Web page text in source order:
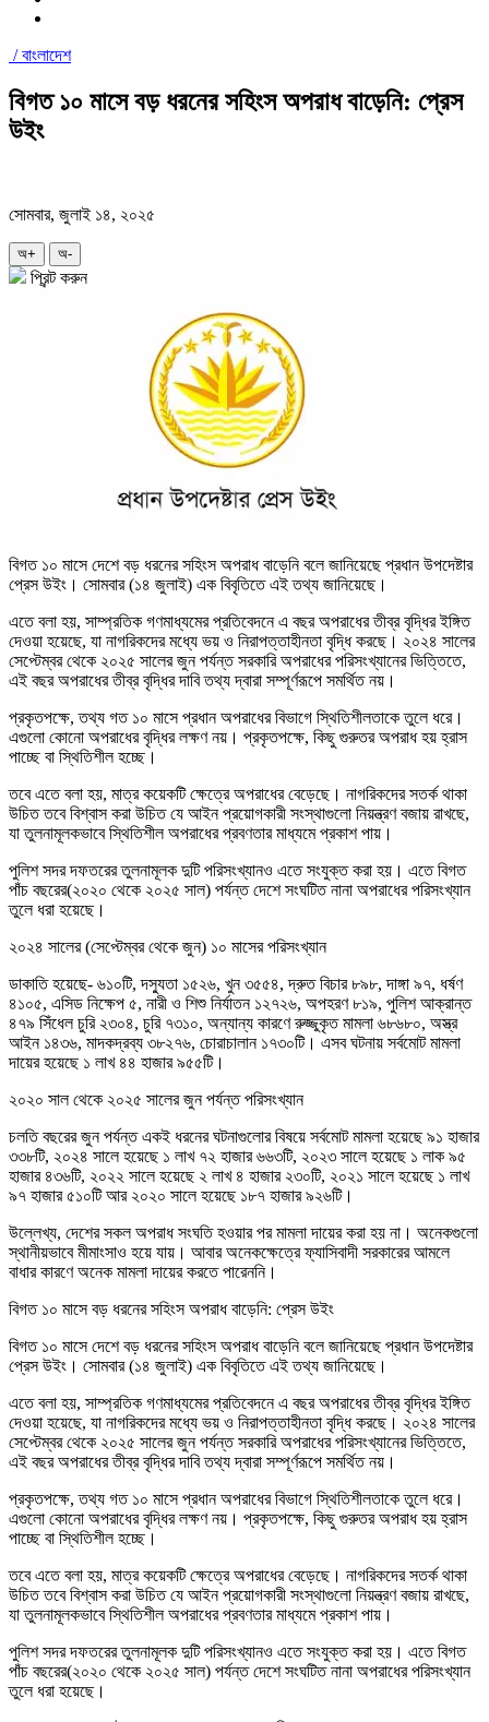
/বাংলাদেশ
বিগত ১০ মাসে বড় ধরনের সহিংস অপরাধ বাড়েনি: প্রেস
উইং
সোমবার, জুলাই ১৪, ২০২৫
অ+ অ-
প্রিন্ট করুন
বিগত ১০ মাসে দেশে বড় ধরনের সহিংস অপরাধ বাড়েনি বলে জানিয়েছে প্রধান উপদেষ্টার
প্রেস উইং। সোমবার (১৪ জুলাই) এক বিবৃতিতে এই তথ্য জানিয়েছে।
এতে বলা হয়, সাম্প্রতিক গণমাধ্যমের প্রতিবেদনে এ বছর অপরাধের তীব্র বৃদ্ধির ইঙ্গিত
দেওয়া হয়েছে, যা নাগরিকদের মধ্যে ভয় ও নিরাপত্তাহীনতা বৃদ্ধি করছে। ২০২৪ সালের
সেপ্টেম্বর থেকে ২০২৫ সালের জুন পর্যন্ত সরকারি অপরাধের পরিসংখ্যানের ভিত্তিতে,
এই বছর অপরাধের তীব্র বৃদ্ধির দাবি তথ্য দ্বারা সম্পূর্ণরূপে সমর্থিত নয়।
প্রকৃতপক্ষে, তথ্য গত ১০ মাসে প্রধান অপরাধের বিভাগে স্থিতিশীলতাকে তুলে ধরে।
এগুলো কোনো অপরাধের বৃদ্ধির লক্ষণ নয়। প্রকৃতপক্ষে, কিছু গুরুতর অপরাধ হয় হ্রাস
পাচ্ছে বা স্থিতিশীল হচ্ছে।
তবে এতে বলা হয়, মাত্র কয়েকটি ক্ষেত্রে অপরাধের বেড়েছে। নাগরিকদের সতর্ক থাকা
উচিত তবে বিশ্বাস করা উচিত যে আইন প্রয়োগকারী সংস্থাগুলো নিয়ন্ত্রণ বজায় রাখছে,
যা তুলনামূলকভাবে স্থিতিশীল অপরাধের প্রবণতার মাধ্যমে প্রকাশ পায়।
পুলিশ সদর দফতরের তুলনামূলক দুটি পরিসংখ্যানও এতে সংযুক্ত করা হয়। এতে বিগত
পাঁচ বছরের(২০২০ থেকে ২০২৫ সাল) পর্যন্ত দেশে সংঘটিত নানা অপরাধের পরিসংখ্যান
তুলে ধরা হয়েছে।
২০২৪ সালের (সেপ্টেম্বর থেকে জুন) ১০ মাসের পরিসংখ্যান
ডাকাতি হয়েছে- ৬১০টি, দস্যুতা ১৫২৬, খুন ৩৫৫৪, দ্রুত বিচার ৮৯৮, দাঙ্গা ৯৭, ধর্ষণ
৪১০৫, এসিড নিক্ষেপ ৫, নারী ও শিশু নির্যাতন ১২৭২৬, অপহরণ ৮১৯, পুলিশ আক্রান্ত
৪৭৯ সিঁধেল চুরি ২৩০৪, চুরি ৭৩১০, অন্যান্য কারণে রুজ্জুকৃত মামলা ৬৮৬৮০, অস্ত্র
আইন ১৪৩৬, মাদকদ্রব্য ৩৮২৭৬, চোরাচালান ১৭৩০টি। এসব ঘটনায় সর্বমোট মামলা
দায়ের হয়েছে ১ লাখ ৪৪ হাজার ৯৫৫টি।
২০২০ সাল থেকে ২০২৫ সালের জুন পর্যন্ত পরিসংখ্যান
চলতি বছরের জুন পর্যন্ত একই ধরনের ঘটনাগুলোর বিষয়ে সর্বমোট মামলা হয়েছে ৯১ হাজার
৩৩৮টি, ২০২৪ সালে হয়েছে ১ লাখ ৭২ হাজার ৬৬৩টি, ২০২৩ সালে হয়েছে ১ লাক ৯৫
হাজার ৪৩৬টি, ২০২২ সালে হয়েছে ২ লাখ ৪ হাজার ২৩০টি, ২০২১ সালে হয়েছে ১ লাখ
৯৭ হাজার ৫১০টি আর ২০২০ সালে হয়েছে ১৮৭ হাজার ৯২৬টি।
উল্লেখ্য, দেশের সকল অপরাধ সংঘতি হওয়ার পর মামলা দায়ের করা হয় না। অনেকগুলো
স্থানীয়ভাবে মীমাংসাও হয়ে যায়। আবার অনেকক্ষেত্রে ফ্যাসিবাদী সরকারের আমলে
বাধার কারণে অনেক মামলা দায়ের করতে পারেননি।
বিগত ১০ মাসে বড় ধরনের সহিংস অপরাধ বাড়েনি: প্রেস উইং
বিগত ১০ মাসে দেশে বড় ধরনের সহিংস অপরাধ বাড়েনি বলে জানিয়েছে প্রধান উপদেষ্টার
প্রেস উইং। সোমবার (১৪ জুলাই) এক বিবৃতিতে এই তথ্য জানিয়েছে।
এতে বলা হয়, সাম্প্রতিক গণমাধ্যমের প্রতিবেদনে এ বছর অপরাধের তীব্র বৃদ্ধির ইঙ্গিত
দেওয়া হয়েছে, যা নাগরিকদের মধ্যে ভয় ও নিরাপত্তাহীনতা বৃদ্ধি করছে। ২০২৪ সালের
সেপ্টেম্বর থেকে ২০২৫ সালের জুন পর্যন্ত সরকারি অপরাধের পরিসংখ্যানের ভিত্তিতে,
এই বছর অপরাধের তীব্র বৃদ্ধির দাবি তথ্য দ্বারা সম্পূর্ণরূপে সমর্থিত নয়।
প্রকৃতপক্ষে, তথ্য গত ১০ মাসে প্রধান অপরাধের বিভাগে স্থিতিশীলতাকে তুলে ধরে।
এগুলো কোনো অপরাধের বৃদ্ধির লক্ষণ নয়। প্রকৃতপক্ষে, কিছু গুরুতর অপরাধ হয় হ্রাস
পাচ্ছে বা স্থিতিশীল হচ্ছে।
তবে এতে বলা হয়, মাত্র কয়েকটি ক্ষেত্রে অপরাধের বেড়েছে। নাগরিকদের সতর্ক থাকা
উচিত তবে বিশ্বাস করা উচিত যে আইন প্রয়োগকারী সংস্থাগুলো নিয়ন্ত্রণ বজায় রাখছে,
যা তুলনামূলকভাবে স্থিতিশীল অপরাধের প্রবণতার মাধ্যমে প্রকাশ পায়।
পুলিশ সদর দফতরের তুলনামূলক দুটি পরিসংখ্যানও এতে সংযুক্ত করা হয়। এতে বিগত
পাঁচ বছরের(২০২০ থেকে ২০২৫ সাল) পর্যন্ত দেশে সংঘটিত নানা অপরাধের পরিসংখ্যান
তুলে ধরা হয়েছে।